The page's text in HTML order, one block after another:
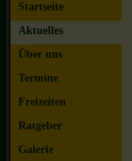
Startseite
Aktuelles
Über uns
Termine
Freizeiten
Ratgeber
Galerie